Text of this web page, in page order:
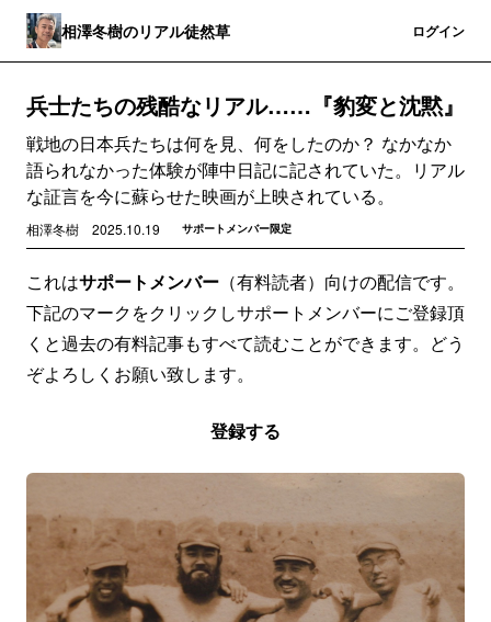
相澤冬樹のリアル徒然草 ログイン
兵士たちの残酷なリアル……『豹変と沈黙』
戦地の日本兵たちは何を見、何をしたのか？ なかなか
語られなかった体験が陣中日記に記されていた。リアル
な証言を今に蘇らせた映画が上映されている。
相澤冬樹 2025.10.19 サポートメンバー限定
これはサポートメンバー （有料読者）向けの配信です。
下記のマークをクリックしサポートメンバーにご登録頂
くと過去の有料記事もすべて読むことができます。どう
ぞよろしくお願い致します。
登録する